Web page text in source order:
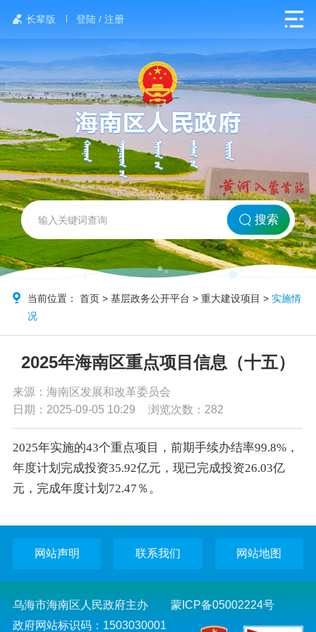
长辈版 登陆 / 注册
网站首页
北方海南
政务要闻
政务公开
政务服务
互动交流
搜索
当前位置：首页 >基层政务公开平台 >重大建设项目 >实施情
况
2025年海南区重点项目信息（十五）
来源：海南区发展和改革委员会
日期：2025-09-05 10:29
浏览次数： 282
2025年实施的43个重点项目，前期手续办结率99.8%，
年度计划完成投资35.92亿元，现已完成投资26.03亿
元，完成年度计划72.47％。
网站声明 联系我们 网站地图
乌海市海南区人民政府主办 蒙ICP备05002224号
政府网站标识码：1503030001